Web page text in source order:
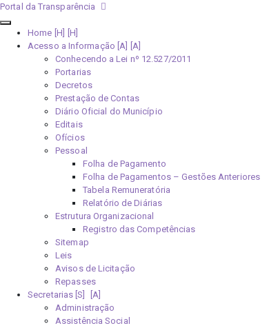
Portal da Transparência
Home [H]
Acesso a Informação [A]
Conhecendo a Lei nº 12.527/2011
Portarias
Decretos
Prestação de Contas
Diário Oficial do Município
Editais
Ofícios
Pessoal
Folha de Pagamento
Folha de Pagamentos – Gestões Anteriores
Tabela Remuneratória
Relatório de Diárias
Estrutura Organizacional
Registro das Competências
Sitemap
Leis
Avisos de Licitação
Repasses
Secretarias [S]
Administração
Assistência Social